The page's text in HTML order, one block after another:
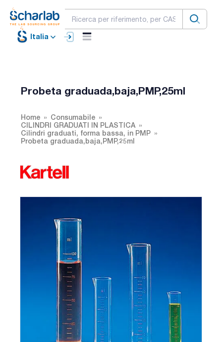
Italia
Probeta graduada,baja,PMP,25ml
Home
Consumabile
CILINDRI GRADUATI IN PLASTICA
Cilindri graduati, forma bassa, in PMP
Probeta graduada,baja,PMP,25ml